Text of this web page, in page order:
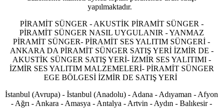
yapılmaktadır.
PİRAMİT SÜNGER - AKUSTİK PİRAMİT SÜNGER -
PİRAMİT SÜNGER NASIL UYGULANIR - YANMAZ
PİRAMİT SÜNGER- PİRAMİT SES YALITIM SÜNGERİ -
ANKARA DA PİRAMİT SÜNGER SATIŞ YERİ İZMİR DE -
AKUSTİK SÜNGER SATIŞ YERİ- İZMİR SES YALITIMI -
İZMİR SES YALITIM MALZEMELERİ- PİRAMİT SÜNGER
EGE BÖLGESİ İZMİR DE SATIŞ YERİ
İstanbul (Avrupa) - İstanbul (Anadolu) - Adana - Adıyaman - Afyon
- Ağrı - Ankara - Amasya - Antalya - Artvin - Aydın - Balıkesir -